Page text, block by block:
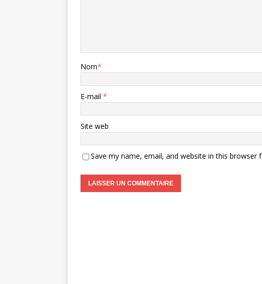
Nom*
E-mail *
Site web
Save my name, email, and website in this